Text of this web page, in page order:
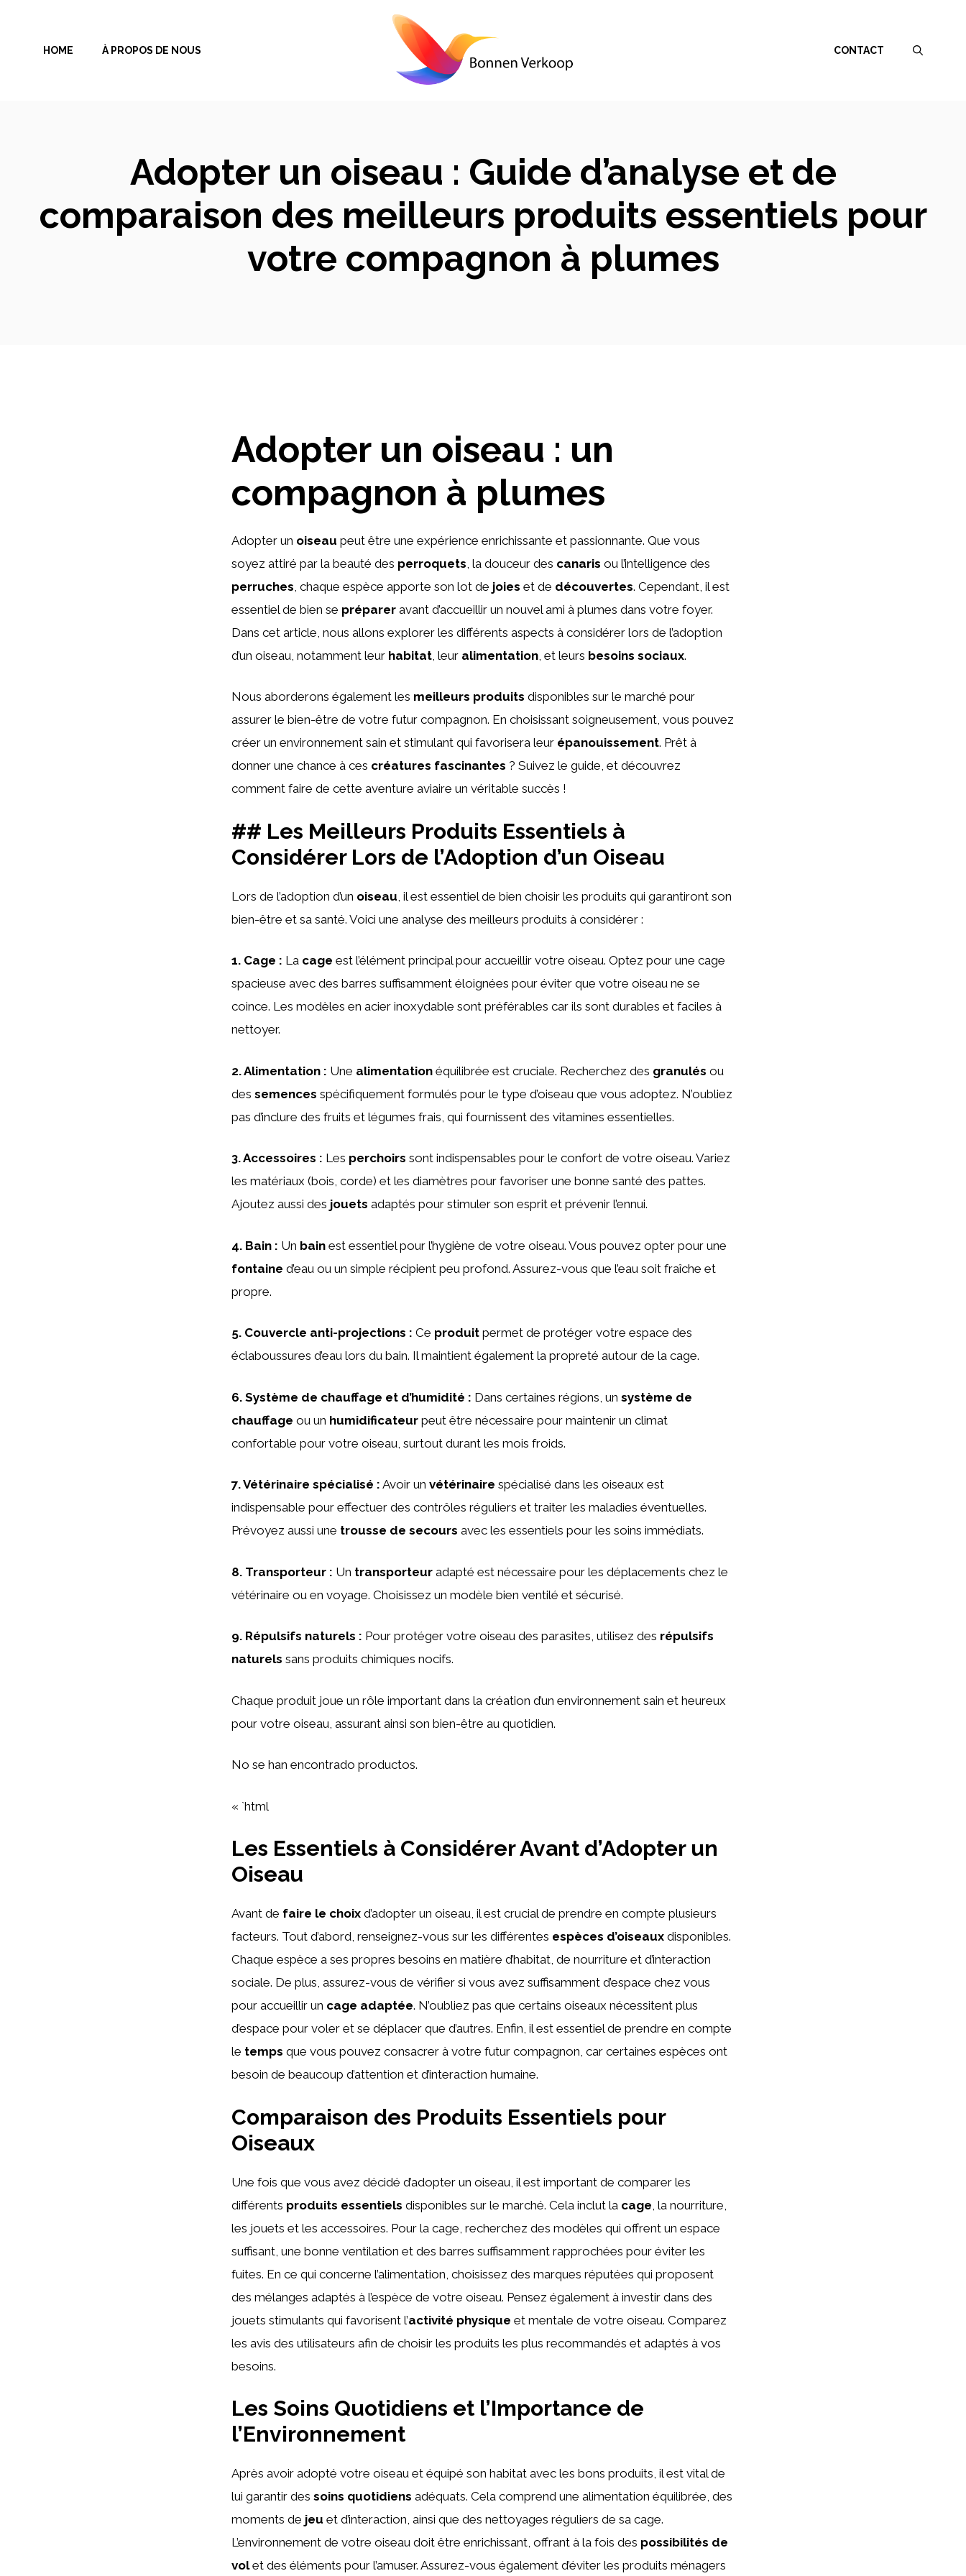
contenuHOME À PROPOS DE NOUS CONTACT
Adopter un oiseau : Guide d’analyse et de
comparaison des meilleurs produits essentiels pour
votre compagnon à plumes
Adopter un oiseau : un
compagnon à plumes
Adopter un oiseau peut être une expérience enrichissante et passionnante. Que vous
soyez attiré par la beauté des perroquets , la douceur des canaris ou l’intelligence des
perruches , chaque espèce apporte son lot de joies et de découvertes. Cependant, il est
essentiel de bien se préparer avant d’accueillir un nouvel ami à plumes dans votre foyer.
Dans cet article, nous allons explorer les différents aspects à considérer lors de l’adoption
d’un oiseau, notamment leur habitat , leur alimentation , et leurs besoins sociaux.
Nous aborderons également les meilleurs produits disponibles sur le marché pour
assurer le bien-être de votre futur compagnon. En choisissant soigneusement, vous pouvez
créer un environnement sain et stimulant qui favorisera leur épanouissement. Prêt à
donner une chance à ces créatures fascinantes ? Suivez le guide, et découvrez
comment faire de cette aventure aviaire un véritable succès !
## Les Meilleurs Produits Essentiels à
Considérer Lors de l’Adoption d’un Oiseau
Lors de l’adoption d’un oiseau , il est essentiel de bien choisir les produits qui garantiront son
bien-être et sa santé. Voici une analyse des meilleurs produits à considérer :
1. Cage : La cage est l’élément principal pour accueillir votre oiseau. Optez pour une cage
spacieuse avec des barres suffisamment éloignées pour éviter que votre oiseau ne se
coince. Les modèles en acier inoxydable sont préférables car ils sont durables et faciles à
nettoyer.
2.Alimentation : Une alimentation équilibrée est cruciale. Recherchez des granulés ou
des semences spécifiquement formulés pour le type d’oiseau que vous adoptez. N’oubliez
pas d’inclure des fruits et légumes frais, qui fournissent des vitamines essentielles.
3.Accessoires : Les perchoirs sont indispensables pour le confort de votre oiseau. Variez
les matériaux (bois, corde) et les diamètres pour favoriser une bonne santé des pattes.
Ajoutez aussi des jouets adaptés pour stimuler son esprit et prévenir l’ennui.
4. Bain : Un bain est essentiel pour l’hygiène de votre oiseau. Vous pouvez opter pour une
fontaine d’eau ou un simple récipient peu profond. Assurez-vous que l’eau soit fraîche et
propre.
5. Couvercle anti-projections : Ce produit permet de protéger votre espace des
éclaboussures d’eau lors du bain. Il maintient également la propreté autour de la cage.
6. Système de chauffage et d’humidité : Dans certaines régions, un système de
chauffage ou un humidificateur peut être nécessaire pour maintenir un climat
confortable pour votre oiseau, surtout durant les mois froids.
7.Vétérinaire spécialisé : Avoir un vétérinaire spécialisé dans les oiseaux est
indispensable pour effectuer des contrôles réguliers et traiter les maladies éventuelles.
Prévoyez aussi une trousse de secours avec les essentiels pour les soins immédiats.
8. Transporteur : Un transporteur adapté est nécessaire pour les déplacements chez le
vétérinaire ou en voyage. Choisissez un modèle bien ventilé et sécurisé.
9. Répulsifs naturels : Pour protéger votre oiseau des parasites, utilisez des répulsifs
naturels sans produits chimiques nocifs.
Chaque produit joue un rôle important dans la création d’un environnement sain et heureux
pour votre oiseau, assurant ainsi son bien-être au quotidien.
No se han encontrado productos.
« `html
Les Essentiels à Considérer Avant d’Adopter un
Oiseau
Avant de faire le choix d’adopter un oiseau, il est crucial de prendre en compte plusieurs
facteurs. Tout d’abord, renseignez-vous sur les différentes espèces d’oiseaux disponibles.
Chaque espèce a ses propres besoins en matière d’habitat, de nourriture et d’interaction
sociale. De plus, assurez-vous de vérifier si vous avez suffisamment d’espace chez vous
pour accueillir un cage adaptée. N’oubliez pas que certains oiseaux nécessitent plus
d’espace pour voler et se déplacer que d’autres. Enfin, il est essentiel de prendre en compte
le temps que vous pouvez consacrer à votre futur compagnon, car certaines espèces ont
besoin de beaucoup d’attention et d’interaction humaine.
Comparaison des Produits Essentiels pour
Oiseaux
Une fois que vous avez décidé d’adopter un oiseau, il est important de comparer les
différents produits essentiels disponibles sur le marché. Cela inclut la cage , la nourriture,
les jouets et les accessoires. Pour la cage, recherchez des modèles qui offrent un espace
suffisant, une bonne ventilation et des barres suffisamment rapprochées pour éviter les
fuites. En ce qui concerne l’alimentation, choisissez des marques réputées qui proposent
des mélanges adaptés à l’espèce de votre oiseau. Pensez également à investir dans des
jouets stimulants qui favorisent l’activité physique et mentale de votre oiseau. Comparez
les avis des utilisateurs afin de choisir les produits les plus recommandés et adaptés à vos
besoins.
Les Soins Quotidiens et l’Importance de
l’Environnement
Après avoir adopté votre oiseau et équipé son habitat avec les bons produits, il est vital de
lui garantir des soins quotidiens adéquats. Cela comprend une alimentation équilibrée, des
moments de jeu et d’interaction, ainsi que des nettoyages réguliers de sa cage.
L’environnement de votre oiseau doit être enrichissant, offrant à la fois des possibilités de
volet des éléments pour l’amuser. Assurez-vous également d’éviter les produits ménagers